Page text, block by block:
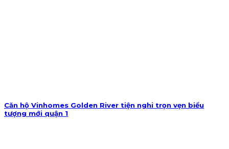
Căn hộ Vinhomes Golden River tiện nghi trọn vẹn biểu
tượng mới quận 1